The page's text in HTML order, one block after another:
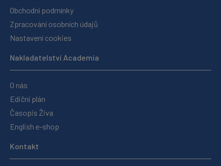
Obchodní podmínky
Zpracování osobních údajů
Nastavení cookies
Nakladatelství Academia
O nás
Ediční plán
Časopis Živa
English e-shop
Kontakt